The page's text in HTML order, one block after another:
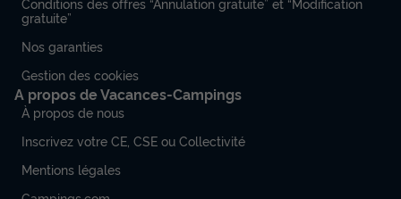
Conditions des offres “Annulation gratuite” et “Modification
gratuite”
Nos garanties
Gestion des cookies
A propos de Vacances-Campings
À propos de nous
Inscrivez votre CE, CSE ou Collectivité
Mentions légales